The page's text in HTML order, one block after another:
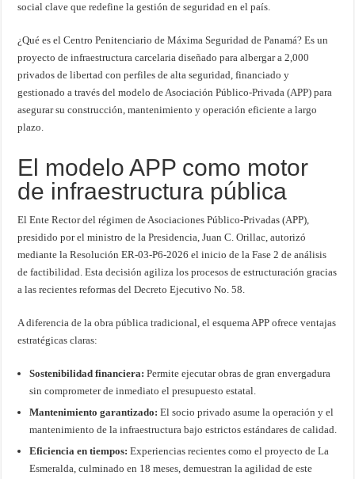
social clave que redefine la gestión de seguridad en el país.
¿Qué es el Centro Penitenciario de Máxima Seguridad de Panamá? Es un
proyecto de infraestructura carcelaria diseñado para albergar a 2,000
privados de libertad con perfiles de alta seguridad, financiado y
gestionado a través del modelo de Asociación Público-Privada (APP) para
asegurar su construcción, mantenimiento y operación eficiente a largo
plazo.
El modelo APP como motor
de infraestructura pública
El Ente Rector del régimen de Asociaciones Público-Privadas (APP),
presidido por el ministro de la Presidencia, Juan C. Orillac, autorizó
mediante la Resolución ER-03-P6-2026 el inicio de la Fase 2 de análisis
de factibilidad. Esta decisión agiliza los procesos de estructuración gracias
a las recientes reformas del Decreto Ejecutivo No. 58.
A diferencia de la obra pública tradicional, el esquema APP ofrece ventajas
estratégicas claras:
Sostenibilidad financiera: Permite ejecutar obras de gran envergadura
sin comprometer de inmediato el presupuesto estatal.
Mantenimiento garantizado: El socio privado asume la operación y el
mantenimiento de la infraestructura bajo estrictos estándares de calidad.
Eficiencia en tiempos: Experiencias recientes como el proyecto de La
Esmeralda, culminado en 18 meses, demuestran la agilidad de este